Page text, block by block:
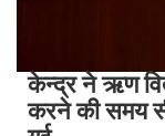
केन्‍द्र ने ऋण
करने की समय